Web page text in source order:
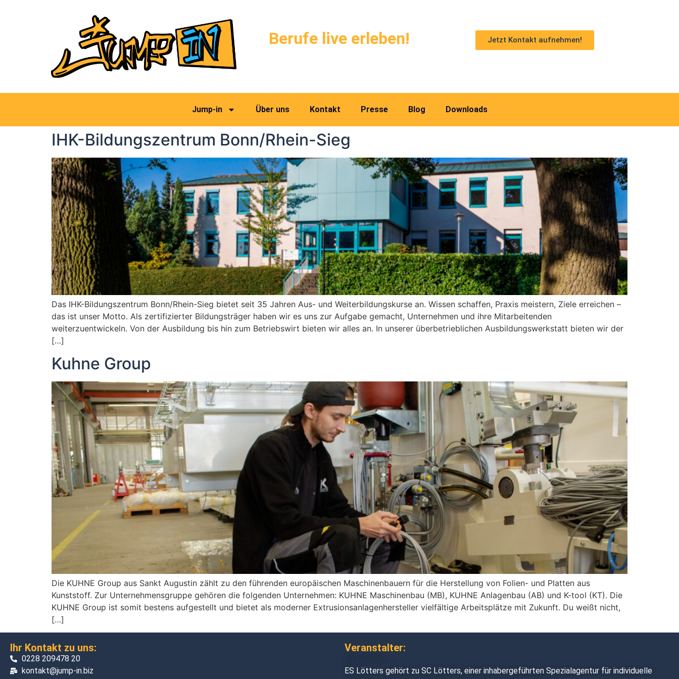
Berufe live erleben! Jetzt Kontakt aufnehmen!
Jump-in Über uns Kontakt Presse Blog Downloads
IHK-Bildungszentrum Bonn/Rhein-Sieg
Das IHK-Bildungszentrum Bonn/Rhein-Sieg bietet seit 35 Jahren Aus- und Weiterbildungskurse an. Wissen schaffen, Praxis meistern, Ziele erreichen –
das ist unser Motto. Als zertifizierter Bildungsträger haben wir es uns zur Aufgabe gemacht, Unternehmen und ihre Mitarbeitenden
weiterzuentwickeln. Von der Ausbildung bis hin zum Betriebswirt bieten wir alles an. In unserer überbetrieblichen Ausbildungswerkstatt bieten wir der
[…]
Kuhne Group
Die KUHNE Group aus Sankt Augustin zählt zu den führenden europäischen Maschinenbauern für die Herstellung von Folien- und Platten aus
Kunststoff. Zur Unternehmensgruppe gehören die folgenden Unternehmen: KUHNE Maschinenbau (MB), KUHNE Anlagenbau (AB) und K-tool (KT). Die
KUHNE Group ist somit bestens aufgestellt und bietet als moderner Extrusionsanlagenhersteller vielfältige Arbeitsplätze mit Zukunft. Du weißt nicht,
[…]
Ihr Kontakt zu uns:
0228 209478 20
kontakt@jump-in.biz
Veranstalter:
ES Lötters gehört zu SC Lötters, einer inhabergeführten Spezialagentur für individuelle